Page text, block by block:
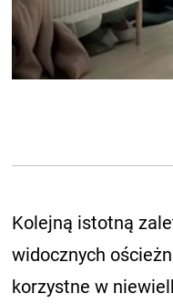
Kolejną istotną
widocznych
korzystne w